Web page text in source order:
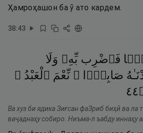
Ҳамроҳашон ба ӯ ато кардем.
38:43
فَٱضْرِب بِّهِۦ وَلَا
صَابِرًۭا ۚ نِّعْمَ ٱلْعَبْدُ ۖ
٤٤
Ва хуз би ядика Зиғсан фаЗриб биҳӣ ва ла
ваҷаднаҳу собиро. Ниъма-л ъабду иннаҳу